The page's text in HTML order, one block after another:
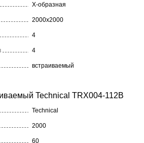
X-образная
2000x2000
4
4
встраиваемый
Technical TRX004-112B
Technical
2000
60